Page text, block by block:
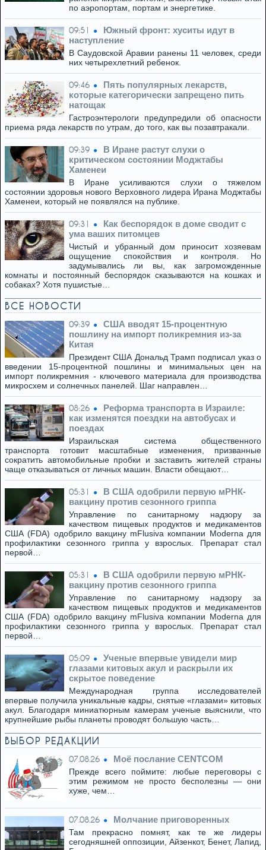
по аэропортам, портам и энергетике.
09:51
Южный фронт: хуситы идут в
наступление
В Саудовской Аравии ранены 11 человек, среди
них четырехлетний ребенок.
09:46
Пять популярных лекарств,
которые категорически запрещено пить
натощак
Гастроэнтерологи предупредили об опасности
приема ряда лекарств по утрам, до того, как вы позавтракали.
09:39
В Иране растут слухи о
критическом состоянии Моджтабы
Хаменеи
В Иране усиливаются слухи о тяжелом
состоянии здоровья нового Верховного лидера Ирана Моджтабы
Хаменеи, который не появлялся на публике.
09:31
Как беспорядок в доме сводит с
ума ваших питомцев
Чистый и убранный дом приносит хозяевам
ощущение спокойствия и контроля. Но
задумывались ли вы, как загроможденные
комнаты и постоянный беспорядок сказываются на кошках и
собаках? Хотя пушистые…
ВСЕ НОВОСТИ
09:39
США вводят 15-процентную
пошлину на импорт поликремния из-за
Китая
Президент США Дональд Трамп подписал указ о
введении 15-процентной пошлины и минимальных цен на
импорт поликремния - ключевого материала для производства
микросхем и солнечных панелей. Шаг направлен…
08:26
Реформа транспорта в Израиле:
как изменятся поездки на автобусах и
поездах
Израильская система общественного
транспорта готовит масштабные изменения, призванные
сократить автомобильные пробки и заставить жителей страны
чаще отказываться от личных машин. Власти обещают…
05:31
В США одобрили первую мРНК-
вакцину против сезонного гриппа
Управление по санитарному надзору за
качеством пищевых продуктов и медикаментов
США (FDA) одобрило вакцину mFlusiva компании Moderna для
профилактики сезонного гриппа у взрослых. Препарат стал
первой…
05:31
В США одобрили первую мРНК-
вакцину против сезонного гриппа
Управление по санитарному надзору за
качеством пищевых продуктов и медикаментов
США (FDA) одобрило вакцину mFlusiva компании Moderna для
профилактики сезонного гриппа у взрослых. Препарат стал
первой…
05:09
Ученые впервые увидели мир
глазами китовых акул и раскрыли их
скрытое поведение
Международная группа исследователей
впервые получила уникальные кадры, снятые «глазами» китовых
акул. Благодаря миниатюрным камерам ученые выяснили, что
крупнейшие рыбы планеты проводят большую часть…
ВЫБОР РЕДАКЦИИ
07.08.26 Моё послание CENTCOM
Прежде всего поймите: любые переговоры с
этим режимом не просто бесполезны — они
хуже, чем…
07.08.26 Молчание приговоренных
Там прекрасно помнят, как те же лидеры
сегодняшней оппозиции, Айзенкот, Бенет, Лапид,